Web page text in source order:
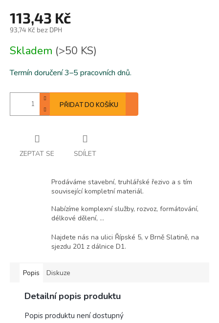
113,43 Kč
93,74 Kč bez DPH
cena:
Skladem (>50 KS)
Termín doručení 3–5 pracovních dnů.
PŘIDAT DO KOŠÍKU
ZEPTAT SE SDÍLET
Prodáváme stavební, truhlářské řezivo a s tím
související kompletní materiál.
Nabízíme komplexní služby, rozvoz, formátování,
délkové dělení, ...
Najdete nás na ulici Řípské 5, v Brně Slatině, na
sjezdu 201 z dálnice D1.
Popis Diskuze
Detailní popis produktu
Popis produktu není dostupný